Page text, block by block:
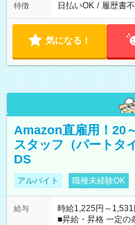
特徴 日払いOK / 履歴書
気になる！
Amazon直雇用！20
スタッフ（パートタ
DS
アルバイト 職種未経験OK
給与
時給1,225円～1,531
■昇給・昇格 一定の